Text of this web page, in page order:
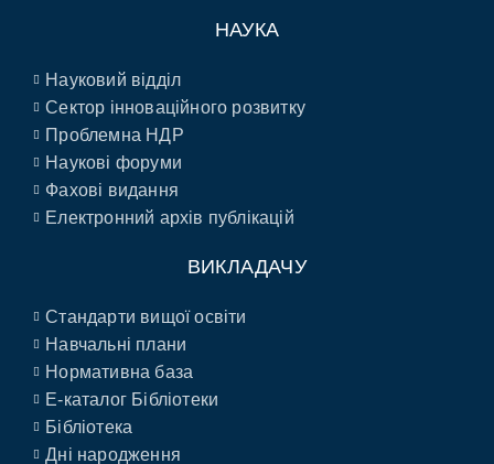
НАУКА
Науковий відділ
Сектор інноваційного розвитку
Проблемна НДР
Наукові форуми
Фахові видання
Електронний архів публікацій
ВИКЛАДАЧУ
Стандарти вищої освіти
Навчальні плани
Нормативна база
E-каталог Бібліотеки
Бібліотека
Дні народження